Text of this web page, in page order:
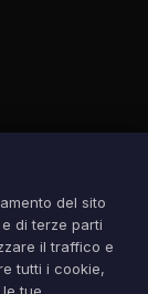
del sito
di terze parti
il traffico e
tutti i cookie,
dei